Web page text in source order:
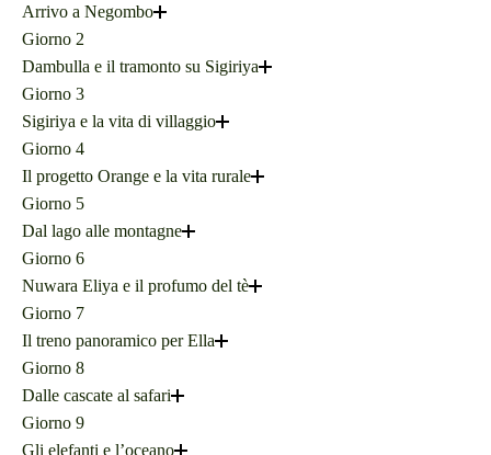
Arrivo a Negombo
Giorno 2
Dambulla e il tramonto su Sigiriya
Giorno 3
Sigiriya e la vita di villaggio
Giorno 4
Il progetto Orange e la vita rurale
Giorno 5
Dal lago alle montagne
Giorno 6
Nuwara Eliya e il profumo del tè
Giorno 7
Il treno panoramico per Ella
Giorno 8
Dalle cascate al safari
Giorno 9
Gli elefanti e l’oceano